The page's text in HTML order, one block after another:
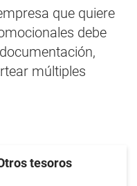
que quiere
debe
múltiples
tesoros